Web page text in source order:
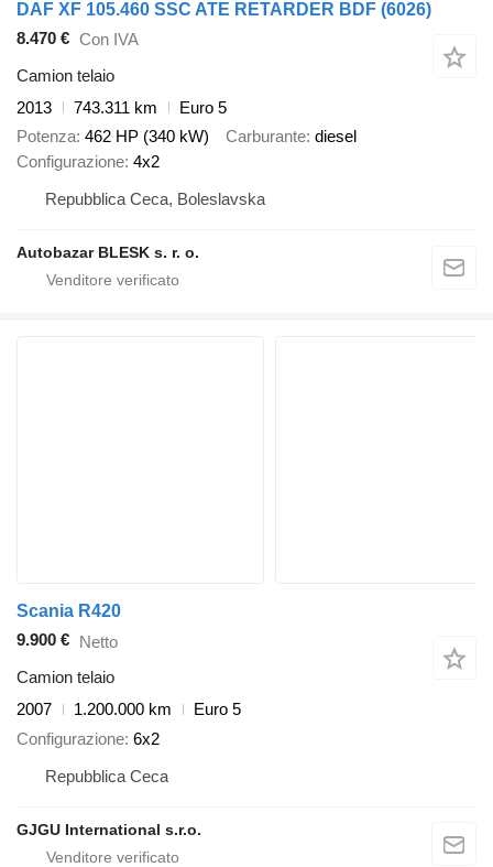
DAF XF 105.460 SSC ATE RETARDER BDF (6026)
8.470 € Con IVA
Camion telaio
2013
743.311 km
Euro 5
Potenza 462 HP (340 kW) Carburante diesel
Configurazione 4x2
Repubblica Ceca, Boleslavska
Autobazar BLESK s. r. o.
Scania R420
9.900 € Netto
Camion telaio
2007
1.200.000 km
Euro 5
Configurazione 6x2
Repubblica Ceca
GJGU International s.r.o.